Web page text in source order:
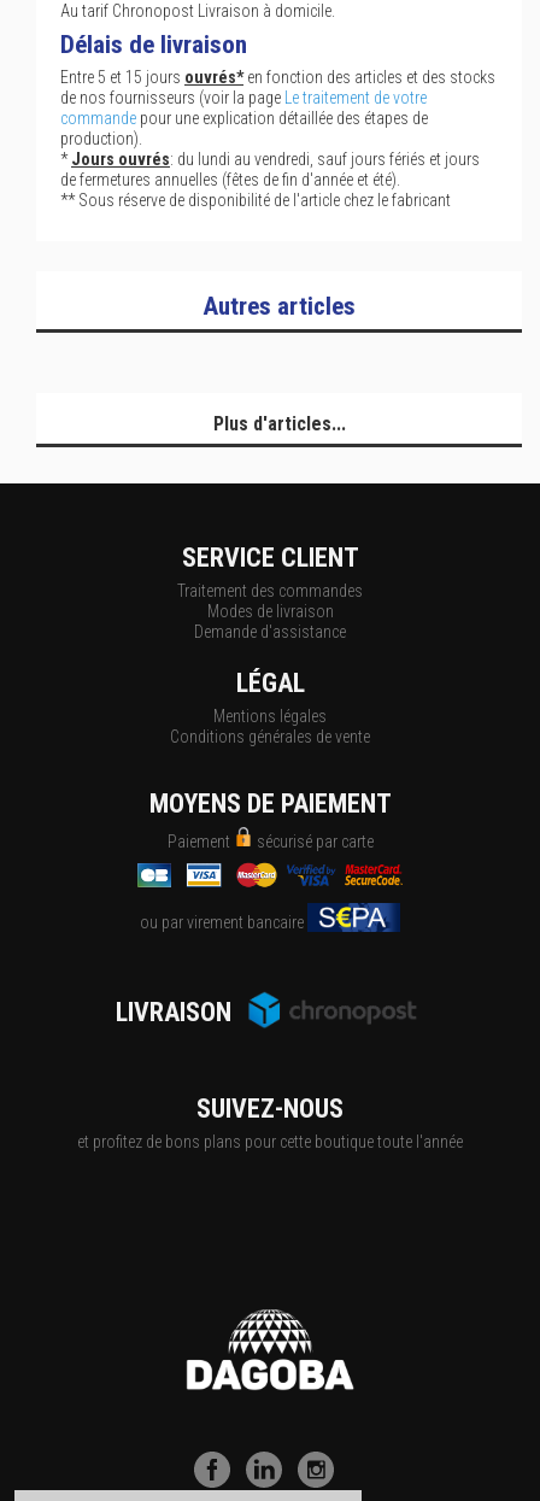
Au tarif Chronopost Livraison à domicile.
Délais de livraison
Entre 5 et 15 jours ouvrés*en fonction des articles et des stocks
de nos fournisseurs (voir la page
Le traitement de votre
commande pour une explication détaillée des étapes de
production).
*Jours ouvrés: du lundi au vendredi, sauf jours fériés et jours
de fermetures annuelles (fêtes de fin d'année et été).
** Sous réserve de disponibilité de l'article chez le fabricant
Autres articles
Plus d'articles...
SERVICE CLIENT
Traitement des commandes
Modes de livraison
Demande d'assistance
LÉGAL
Mentions légales
Conditions générales de vente
MOYENS DE PAIEMENT
Paiement sécurisé par carte
ou par virement bancaire
LIVRAISON
SUIVEZ-NOUS
et profitez de bons plans pour cette boutique toute l'année